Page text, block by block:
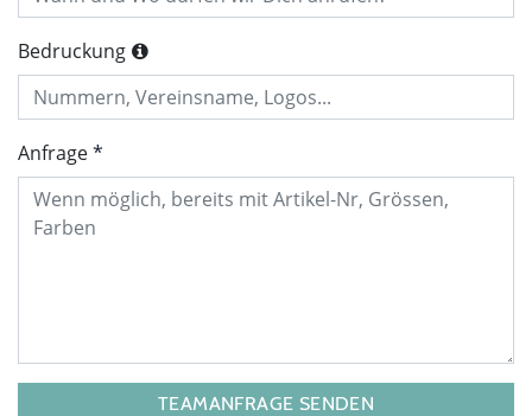
Bedruckung
Anfrage
TEAMANFRAGE SENDEN